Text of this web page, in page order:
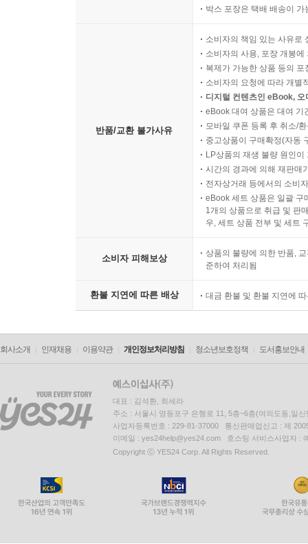
박스 포장은 택배 배송이
반품/교환 불가사유
소비자의 책임 있는 사유로
소비자의 사용, 포장 개봉
복제가 가능한 상품 등의
소비자의 요청에 따라 개별
디지털 컨텐츠인 eBook,
eBook 대여 상품은 대여 기
모바일 쿠폰 등록 후 취소/
중고상품이 구매확정(자동
LP상품의 재생 불량 원인
시간의 경과에 의해 재판매
전자상거래 등에서의 소비
eBook 세트 상품은 일괄 구
1개의 상품으로 취급 및 판
우, 세트 상품 전부 및 세트
소비자 피해보상
상품의 불량에 의한 반품,
준하여 처리됨
환불 지연에 따른 배상 대금 환불 및 환불 지연에
회사소개 인재채용 이용약관 개인정보처리방침 청소년보호정책 도서홍보안내
대표 : 김석환, 최세라
주소 : 서울시 영등포구 은행로 11, 5층~6층(여의도동,일신
사업자등록번호 : 229-81-37000 통신판매업신고 : 제
이메일 : yes24help@yes24.com 호스팅 서비스사업자 :
Copyright ⓒ YES24 Corp. All Rights Reserved.